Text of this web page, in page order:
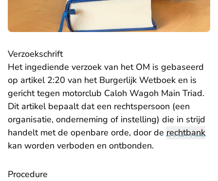
Verzoekschrift
Het ingediende verzoek- U verlaat Rechtspraak.nl
van het OM is gebaseerd
op artikel 2:20 van het Burgerlijk Wetboek en is
gericht tegen motorclub Caloh Wagoh Main Triad.
Dit artikel bepaalt dat een rechtspersoon (een
organisatie, onderneming of instelling) die in strijd
handelt met de openbare orde, door de rechtbank
kan worden verboden en ontbonden.
Procedure